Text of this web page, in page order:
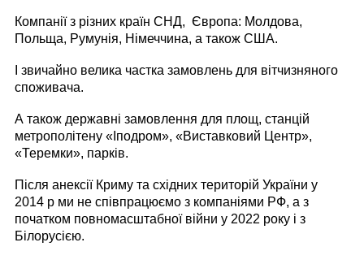
Компанії з різних країн СНД, Європа: Молдова,
Польща, Румунія, Німеччина, а також США.
І звичайно велика частка замовлень для вітчизняного
споживача.
А також державні замовлення для площ, станцій
метрополітену «Іподром», «Виставковий Центр»,
«Теремки», парків.
Після анексії Криму та східних територій України у
2014 р ми не співпрацюємо з компаніями РФ, а з
початком повномасштабної війни у 2022 року і з
Білорусією.